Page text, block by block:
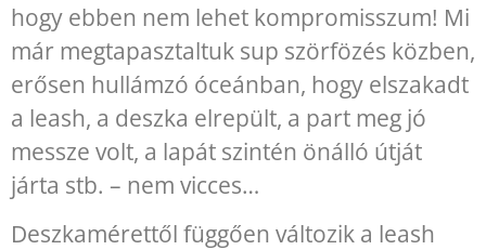
hogy ebben nem lehet kompromisszum! Mi
már megtapasztaltuk sup szörfözés közben,
erősen hullámzó óceánban, hogy elszakadt
a leash, a deszka elrepült, a part meg jó
messze volt, a lapát szintén önálló útját
járta stb. – nem vicces…
Deszkamérettől függően változik a leash